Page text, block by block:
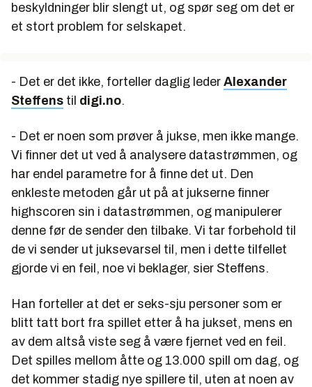
beskyldninger blir slengt ut, og spør seg om det er
et stort problem for selskapet.
- Det er det ikke, forteller daglig leder Alexander
Steffens til digi.no.
- Det er noen som prøver å jukse, men ikke mange.
Vi finner det ut ved å analysere datastrømmen, og
har endel parametre for å finne det ut. Den
enkleste metoden går ut på at jukserne finner
highscoren sin i datastrømmen, og manipulerer
denne før de sender den tilbake. Vi tar forbehold til
de vi sender ut juksevarsel til, men i dette tilfellet
gjorde vi en feil, noe vi beklager, sier Steffens.
Han forteller at det er seks-sju personer som er
blitt tatt bort fra spillet etter å ha jukset, mens en
av dem altså viste seg å være fjernet ved en feil.
Det spilles mellom åtte og 13.000 spill om dag, og
det kommer stadig nye spillere til, uten at noen av